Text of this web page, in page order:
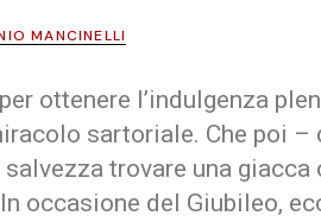
MANCINELLI
ottenere l’indulgenza
sartoriale. Che poi –
trovare una giacca
occasione del Giubileo,